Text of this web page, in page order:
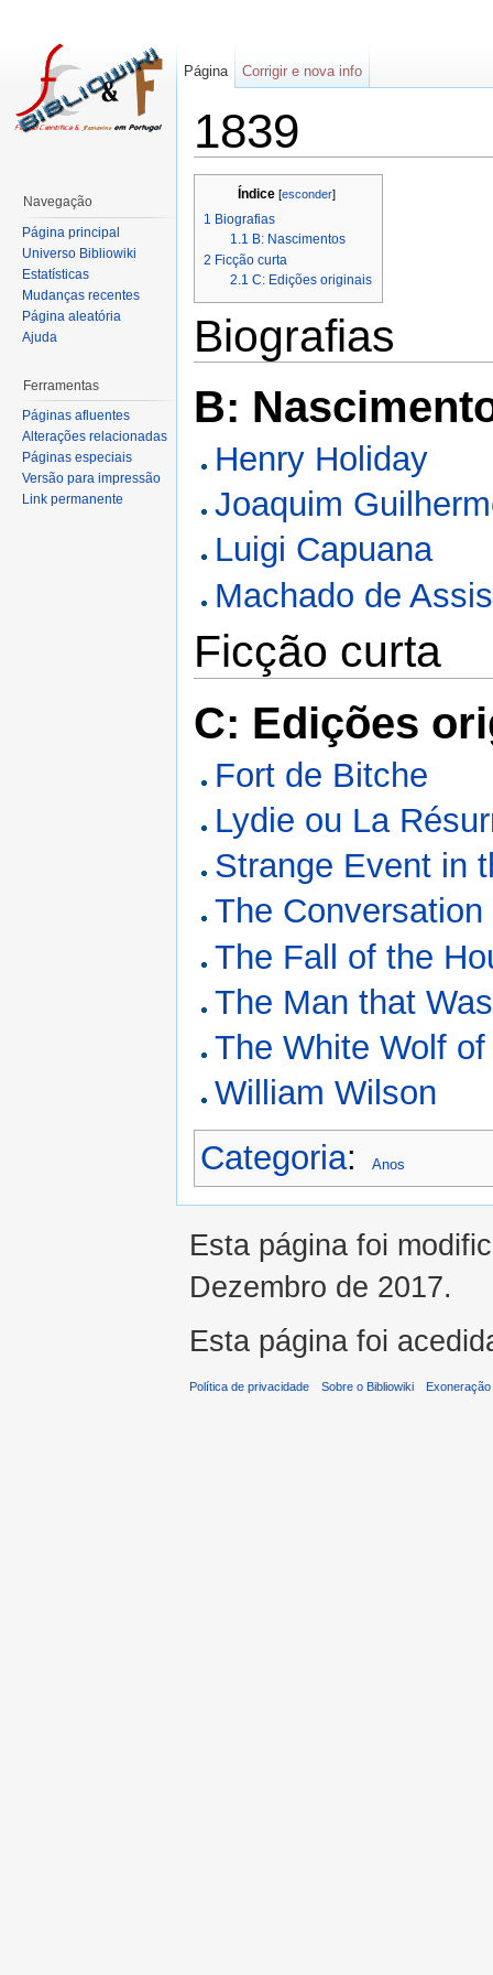
1839
Índice [esconder]
1 Biografias
1.1 B: Nascimentos
2 Ficção curta
2.1 C: Edições originais
Biografias
B:
Henry Holiday
Joaquim
Luigi Capuana
Machado de Assis
Ficção curta
C: Edições
Fort de Bitche
Lydie ou La
Strange Event in
The
The Fall of the
The Man that
The White Wolf
William Wilson
Categoria: Anos
Página Corrigir e nova info
Navegação
Página principal
Universo Bibliowiki
Estatísticas
Mudanças recentes
Página aleatória
Ajuda
Ferramentas
Páginas afluentes
Alterações relacionadas
Páginas especiais
Versão para impressão
Link permanente
Esta página foi
Dezembro de 2017.
Esta página foi
Política de privacidade Sobre o Bibliowiki